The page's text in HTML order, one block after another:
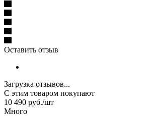
Оставить отзыв
Загрузка отзывов...
С этим товаром покупают
10 490 руб./шт
Много